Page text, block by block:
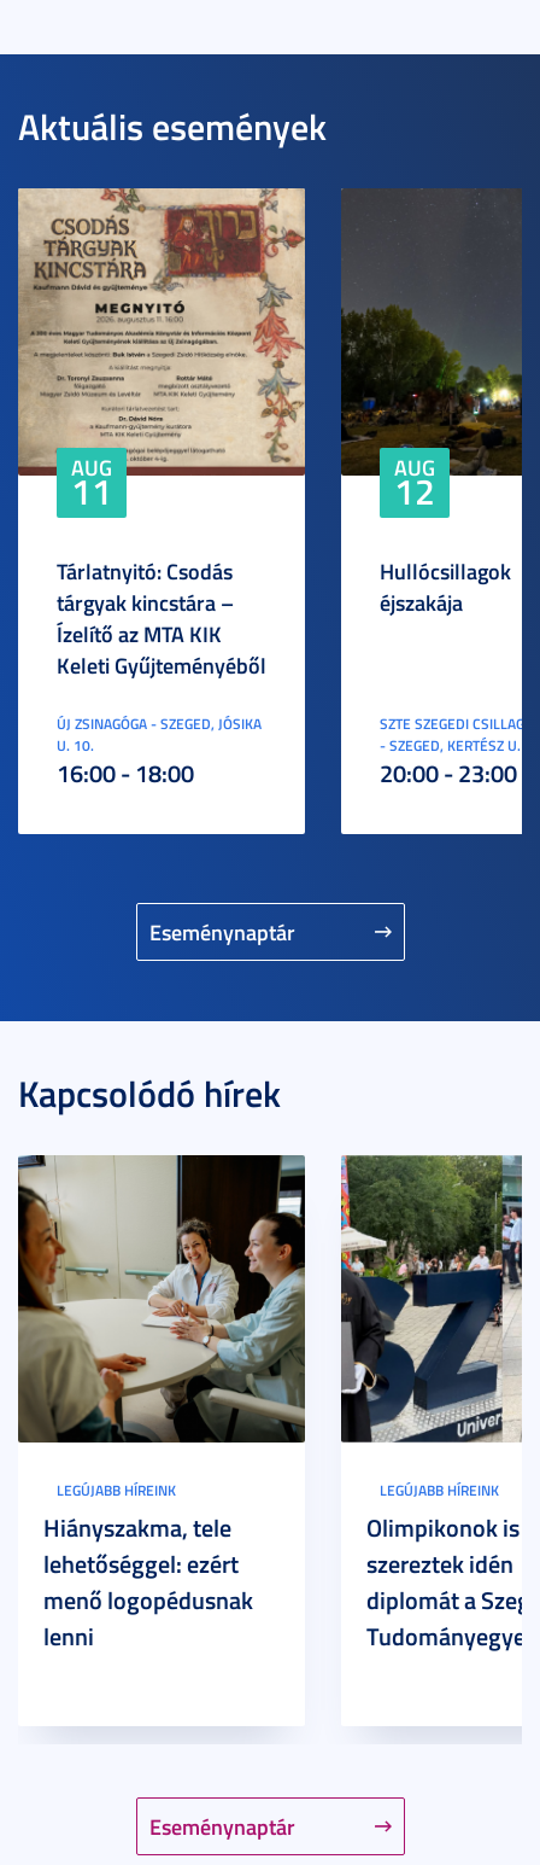
Aktuális események
Eseménynaptár
AUG
11
Tárlatnyitó: Csodás
tárgyak kincstára –
Ízelítő az MTA KIK
Keleti Gyűjteményéből
ÚJ ZSINAGÓGA - SZEGED, JÓSIKA
U. 10.
16:00 - 18:00
AUG
12
Hullócsillagok
éjszakája
SZTE SZEGEDI
- SZEGED, KERTÉSZ U. 3.
20:00 - 23:00
Kapcsolódó hírek
Eseménynaptár
LEGÚJABB HÍREINK
Hiányszakma, tele
lehetőséggel: ezért
menő logopédusnak
lenni
LEGÚJABB HÍREINK
Olimpikonok is
szereztek idén
diplomát a